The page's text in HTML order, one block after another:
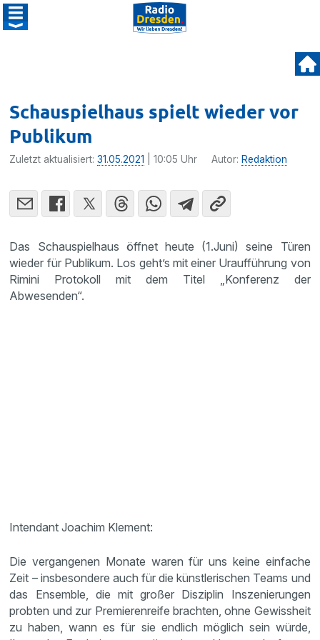
Schauspielhaus spielt wieder vor
Publikum
Zuletzt aktualisiert:31.05.2021 | 10:05 Uhr Autor: Redaktion
Das Schauspielhaus öffnet heute (1.Juni) seine Türen
wieder für Publikum. Los geht’s mit einer Uraufführung von
Rimini Protokoll mit dem Titel „Konferenz der
Abwesenden“.
Intendant Joachim Klement:
Die vergangenen Monate waren für uns keine einfache
Zeit – insbesondere auch für die künstlerischen Teams und
das Ensemble, die mit großer Disziplin Inszenierungen
probten und zur Premierenreife brachten, ohne Gewissheit
zu haben, wann es für sie endlich möglich sein würde,